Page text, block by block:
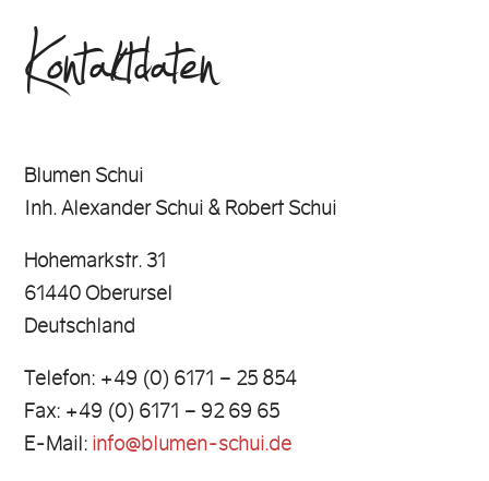
Kontaktdaten
Blumen Schui
Inh. Alexander Schui & Robert Schui
Hohemarkstr. 31
61440 Oberursel
Deutschland
Telefon: +49 (0) 6171 – 25 854
Fax: +49 (0) 6171 – 92 69 65
E-Mail: info@blumen-schui.de